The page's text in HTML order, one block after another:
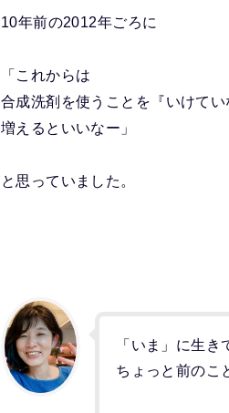
10年前の2012年ごろに
「これからは
合成洗剤を使うことを『いけて
増えるといいなー」
と思っていました。
「いま」に生
ちょっと前のこ